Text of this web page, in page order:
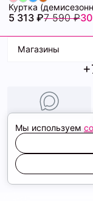
5 313 ₽7 590 ₽
Магазины
ТК Терминал
ТРК Континент
Мы используем